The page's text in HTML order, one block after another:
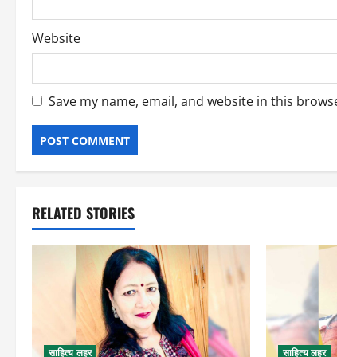
Website
Save my name, email, and website in this
RELATED STORIES
साहित्य लहर साहित्य लहर